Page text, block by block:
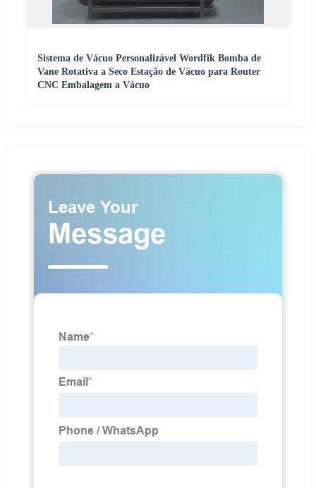
Sistema de Vácuo Personalizável Wordfik Bomba de
Vane Rotativa a Seco Estação de Vácuo para Router
CNC Embalagem a Vácuo